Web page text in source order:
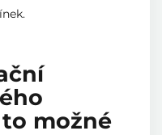
možné